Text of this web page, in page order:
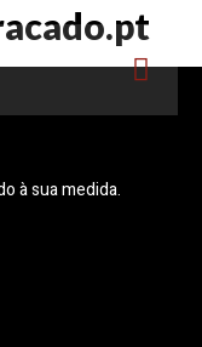
à sua medida.